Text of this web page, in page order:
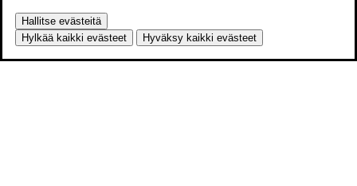
Hallitse evästeitä
Hylkää kaikki evästeet
Hyväksy kaikki evästeet